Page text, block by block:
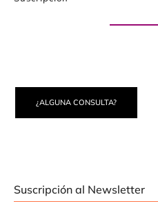
¿ALGUNA CONSULTA?
Suscripción al Newsletter